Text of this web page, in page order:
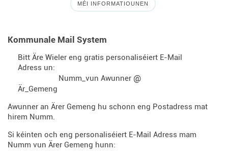
MÉI INFORMATIOUNEN
Kommunale Mail System
Bitt Äre Wieler eng gratis personaliséiert E-Mail
Adress un:
Numm_vun Awunner @
Är_Gemeng
Awunner an Ärer Gemeng hu schonn eng Postadress mat
hirem Numm.
Si kéinten och eng personaliséiert E-Mail Adress mam
Numm vun Ärer Gemeng hunn: